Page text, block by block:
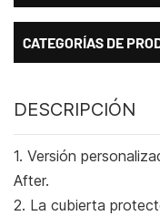
CATEGORÍAS DE
DESCRIPCIÓN
1. Versión
After.
2. La cubierta